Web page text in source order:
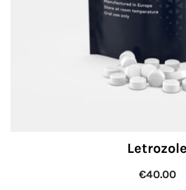
Letrozole
€40.00